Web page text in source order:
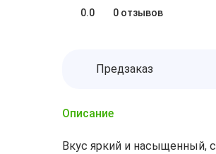
0.0 0 отзывов
Предзаказ
Описание
Вкус яркий и насыщенный,